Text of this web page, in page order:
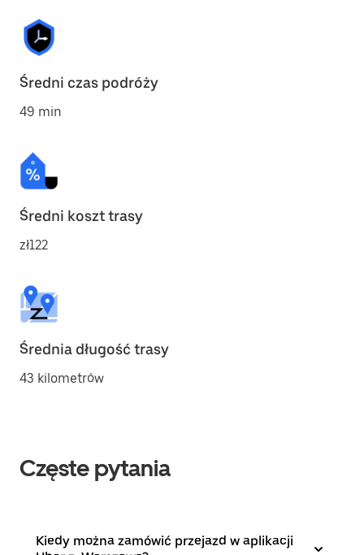
Średni czas podróży
49 min
Średni koszt trasy
zł122
Średnia długość trasy
43 kilometrów
Częste pytania
Kiedy można zamówić przejazd w aplikacji